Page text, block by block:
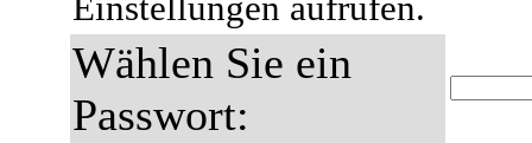
Wählen Sie ein
Passwort: